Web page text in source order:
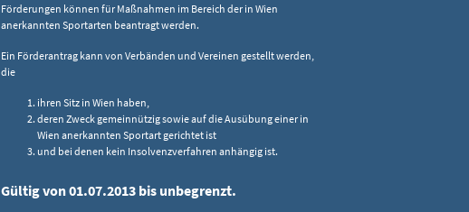
Förderungen können für Maßnahmen im Bereich der in Wien
anerkannten Sportarten beantragt werden.
Ein Förderantrag kann von Verbänden und Vereinen gestellt werden,
die
ihren Sitz in Wien haben,
deren Zweck gemeinnützig sowie auf die Ausübung einer in
Wien anerkannten Sportart gerichtet ist
und bei denen kein Insolvenzverfahren anhängig ist.
Gültig von 01.07.2013 bis unbegrenzt.